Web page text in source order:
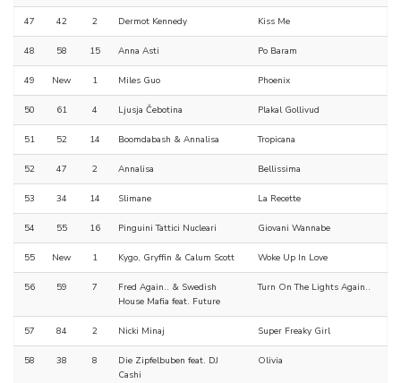
47 42 2 Dermot Kennedy Kiss Me
48 58 15 Anna Asti Po Baram
49 New 1 Miles Guo Phoenix
50 61 4 Ljusja Čebotina Plakal Gollivud
51 52 14 Boomdabash & Annalisa Tropicana
52 47 2 Annalisa Bellissima
53 34 14 Slimane La Recette
54 55 16 Pinguini Tattici Nucleari Giovani Wannabe
55 New 1 Kygo, Gryffin & Calum Scott Woke Up In Love
56 59 7
Fred Again.. & Swedish
House Mafia feat. Future
Turn On The Lights Again..
57 84 2 Nicki Minaj Super Freaky Girl
58 38 8
Die Zipfelbuben feat. DJ
Cashi
Olivia